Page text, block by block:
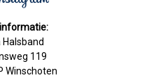
Halsband
119
Winschoten